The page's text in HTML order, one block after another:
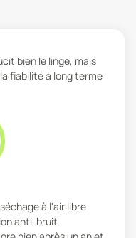
bien le linge, mais
fiabilité à long terme
à l'air libre
anti-bruit